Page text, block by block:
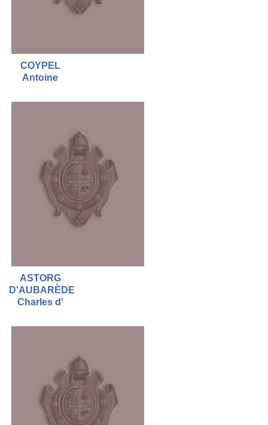
COYPEL
Antoine
ASTORG
D'AUBARÈDE
Charles d'